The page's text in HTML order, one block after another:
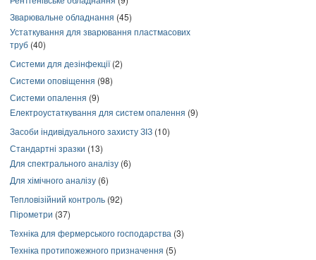
Зварювальне обладнання (45)
Устаткування для зварювання пластмасових
труб (40)
Системи для дезінфекції(2)
Системи оповіщення (98)
Системи опалення (9)
Електроустаткування для систем опалення (9)
Засоби індивідуального захисту ЗІЗ (10)
Стандартні зразки (13)
Для спектрального аналізу (6)
Для хімічного аналізу (6)
Тепловізійний контроль (92)
Пірометри (37)
Техніка для фермерського господарства (3)
Техніка протипожежного призначення (5)